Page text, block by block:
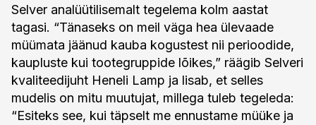
Selver analüütilisemalt tegelema kolm aastat
tagasi. “Tänaseks on meil väga hea ülevaade
müümata jäänud kauba kogustest nii perioodide,
kaupluste kui tootegruppide lõikes,” räägib Selveri
kvaliteedijuht Heneli Lamp ja lisab, et selles
mudelis on mitu muutujat, millega tuleb tegeleda:
“Esiteks see, kui täpselt me ennustame müüke ja